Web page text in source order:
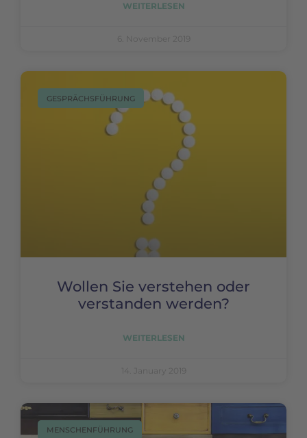
WEITERLESEN
6. November 2019
GESPRÄCHSFÜHRUNG
Wollen Sie verstehen oder
verstanden werden?
WEITERLESEN
14. January 2019
MENSCHENFÜHRUNG